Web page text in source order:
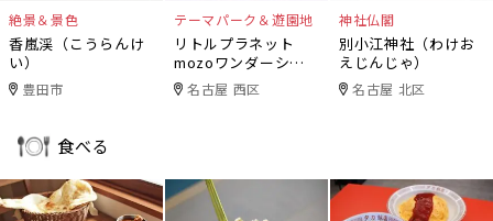
絶景＆景色
香嵐渓（こうらんけ
い）
豊田市
テーマパーク＆遊園地
リトルプラネット
mozoワンダーシテ
ィ 名古屋 西区
神社仏閣
別小江神社（わけお
えじんじゃ）
名古屋 北区
食べる